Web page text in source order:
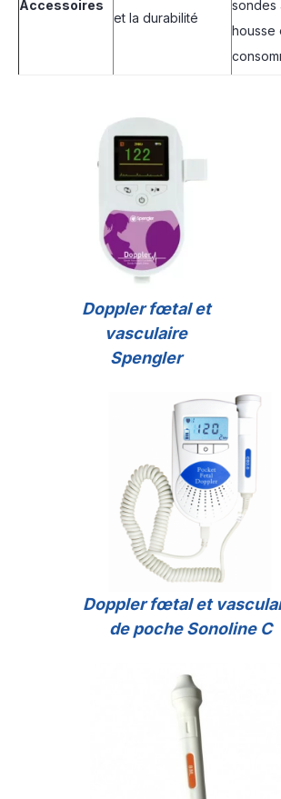
Accessoires
et la durabilité
sondes
housse
Doppler fœtal et
vasculaire
Spengler
Doppler fœtal et
de poche Sonoline C